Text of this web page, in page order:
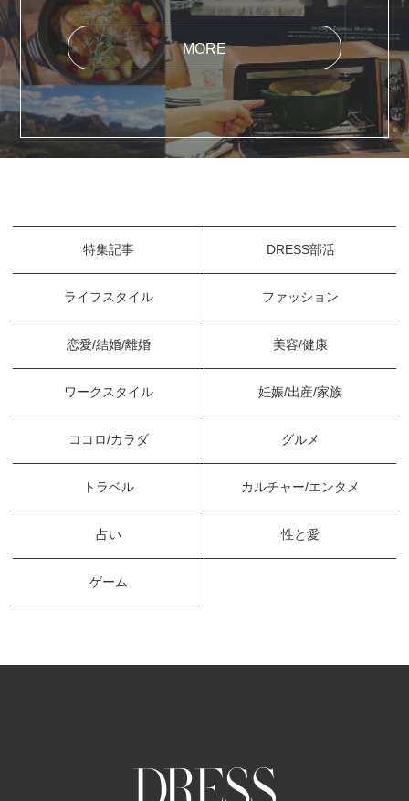
MORE
特集記事 DRESS部活
ライフスタイル ファッション
恋愛/結婚/離婚 美容/健康
ワークスタイル 妊娠/出産/家族
ココロ/カラダ グルメ
トラベル カルチャー/エンタメ
占い 性と愛
ゲーム